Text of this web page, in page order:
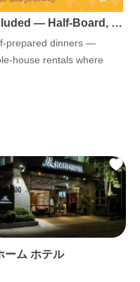
— Half-Board, …
prepared dinners —
house rentals where
ーム ホテル